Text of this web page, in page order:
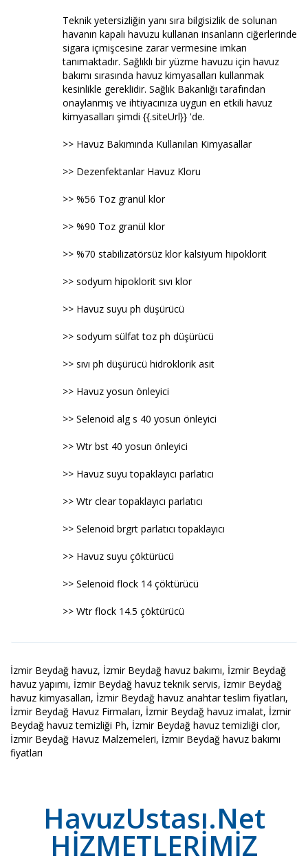
Teknik yetersizliğin yanı sıra bilgisizlik de solunan
havanın kapalı havuzu kullanan insanların ciğerlerinde
sigara içmişcesine zarar vermesine imkan
tanımaktadır. Sağlıklı bir yüzme havuzu için havuz
bakımı sırasında havuz kimyasalları kullanmak
kesinlikle gereklidir. Sağlık Bakanlığı tarafından
onaylanmış ve ihtiyacınıza uygun en etkili havuz
kimyasalları şimdi {{.siteUrl}} 'de.
>> Havuz Bakımında Kullanılan Kimyasallar
>> Dezenfektanlar Havuz Kloru
>> %56 Toz granül klor
>> %90 Toz granül klor
>> %70 stabilizatörsüz klor kalsiyum hipoklorit
>> sodyum hipoklorit sıvı klor
>> Havuz suyu ph düşürücü
>> sodyum sülfat toz ph düşürücü
>> sıvı ph düşürücü hidroklorik asit
>> Havuz yosun önleyici
>> Selenoid alg s 40 yosun önleyici
>> Wtr bst 40 yosun önleyici
>> Havuz suyu topaklayıcı parlatıcı
>> Wtr clear topaklayıcı parlatıcı
>> Selenoid brgrt parlatıcı topaklayıcı
>> Havuz suyu çöktürücü
>> Selenoid flock 14 çöktürücü
>> Wtr flock 14.5 çöktürücü
İzmir Beydağ havuz, İzmir Beydağ havuz bakımı, İzmir Beydağ
havuz yapımı, İzmir Beydağ havuz teknik servis, İzmir Beydağ
havuz kimyasalları, İzmir Beydağ havuz anahtar teslim fiyatları,
İzmir Beydağ Havuz Firmaları, İzmir Beydağ havuz imalat, İzmir
Beydağ havuz temizliği Ph, İzmir Beydağ havuz temizliği clor,
İzmir Beydağ Havuz Malzemeleri, İzmir Beydağ havuz bakımı
fiyatları
HavuzUstası.Net
HİZMETLERİMİZ